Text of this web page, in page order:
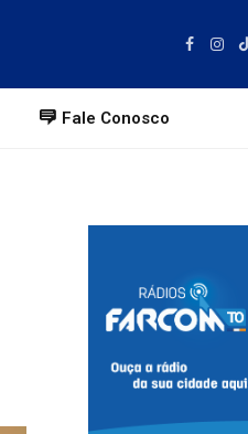
Facebook
Fale Conosco